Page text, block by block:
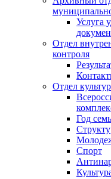
Услуга
Отдел
контроля
Отдел
Год
Спорт